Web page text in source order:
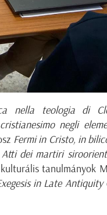
nella teologia di
negli
Fermi in Cristo, in
dei martiri
tanulmányok
in Late Antiquity